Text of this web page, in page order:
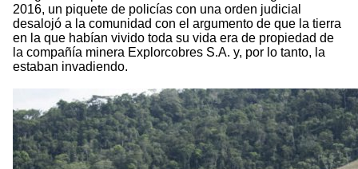
2016, un piquete de policías con una orden judicial
desalojó a la comunidad con el argumento de que la tierra
en la que habían vivido toda su vida era de propiedad de
la compañía minera Explorcobres S.A. y, por lo tanto, la
estaban invadiendo.